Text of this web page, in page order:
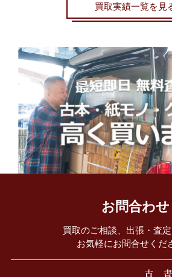
買取実績一覧を見
お問合わせ
買取のご相談、出張・査定
お気軽にお問合せくだ